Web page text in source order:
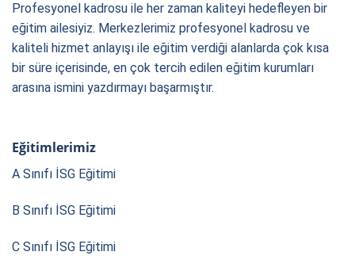
Profesyonel kadrosu ile her zaman kaliteyi hedefleyen bir
eğitim ailesiyiz. Merkezlerimiz profesyonel kadrosu ve
kaliteli hizmet anlayışı ile eğitim verdiği alanlarda çok kısa
bir süre içerisinde, en çok tercih edilen eğitim kurumları
arasına ismini yazdırmayı başarmıştır.
Eğitimlerimiz
A Sınıfı İSG Eğitimi
B Sınıfı İSG Eğitimi
C Sınıfı İSG Eğitimi